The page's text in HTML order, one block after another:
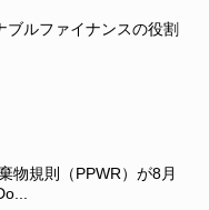
ブルファイナンスの役割
物規則（PPWR）が8月